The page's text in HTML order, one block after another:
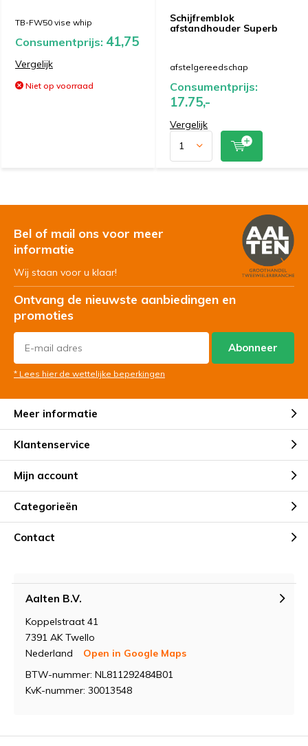
TB-FW50 vise whip
Consumentprijs: 41,75
Vergelijk
Niet op voorraad
Schijfremblok
afstandhouder Superb
afstelgereedschap
Consumentprijs:
17.75,-
Vergelijk
Bel of mail ons voor meer
informatie
Wij staan voor u klaar!
Ontvang de nieuwste aanbiedingen en
promoties
Abonneer
* Lees hier de wettelijke beperkingen
Meer informatie
Klantenservice
Mijn account
Categorieën
Contact
Aalten B.V.
Koppelstraat 41
7391 AK Twello
Nederland
Open in Google Maps
BTW-nummer: NL811292484B01
KvK-nummer: 30013548